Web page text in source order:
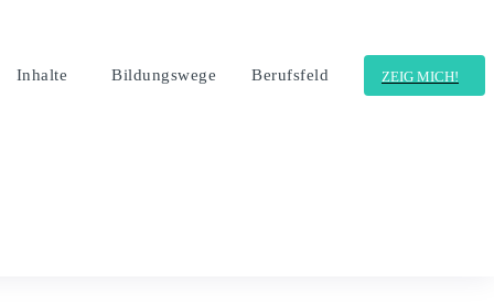
Inhalte Bildungswege Berufsfeld ZEIG MICH!